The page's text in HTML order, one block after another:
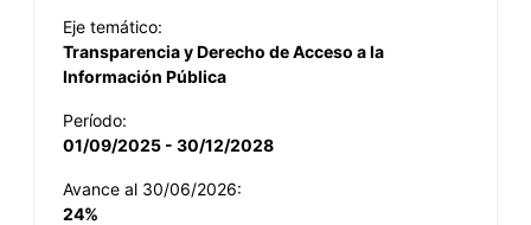
Eje temático:
Transparencia y Derecho de Acceso a la
Información Pública
Período:
01/09/2025 - 30/12/2028
Avance al 30/06/2026:
24%